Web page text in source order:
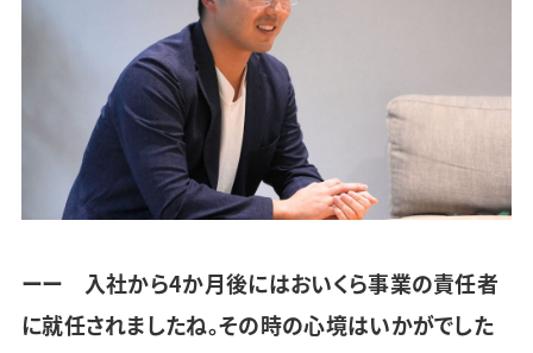
ーー 入社から4か月後にはおいくら事業の責任者
に就任されましたね。その時の心境はいかがでした